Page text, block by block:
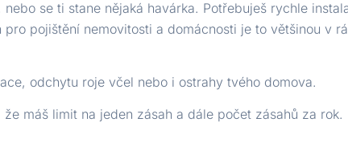
se ti stane nějaká havárka. Potřebuješ rychle
pojištění nemovitosti a domácnosti je to většinou v
odchytu roje včel nebo i ostrahy tvého domova.
máš limit na jeden zásah a dále počet zásahů za rok.